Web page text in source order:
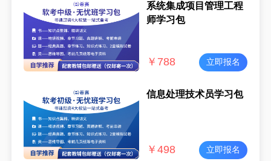
系统集成项目管理工程
师学习包
￥ 788 立即报名
信息处理技术员学习包
￥ 498 立即报名